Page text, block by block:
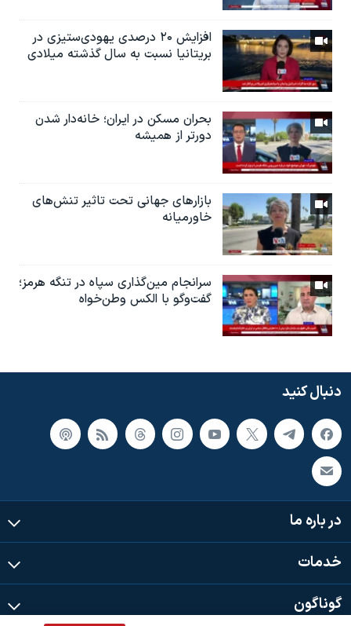
افزایش ۲۰ درصدی یهودی‌ستیزی در
بریتانیا نسبت به سال گذشته میلادی
بحران مسکن در ایران؛ خانه‌دار شدن
دورتر از همیشه
بازارهای جهانی تحت تاثیر تنش‌های
خاورمیانه
سرانجام مین‌گذاری‌ سپاه در تنگه هرمز؛
گفت‌وگو با الکس وطن‌خواه
دنبال کنید
در باره ما
خدمات
گوناگون